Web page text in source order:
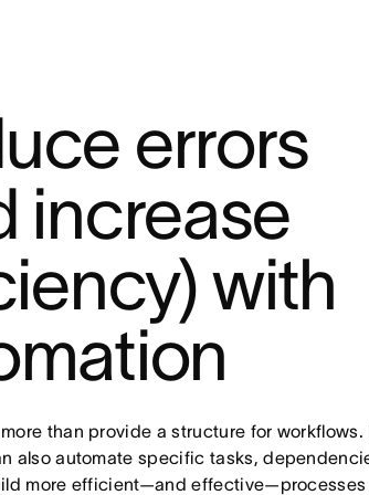
errors
increase
with
than provide a structure for workflows.
also automate specific tasks,
more efficient—and effective—processes